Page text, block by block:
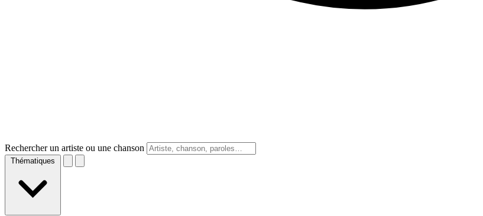
Rechercher un artiste ou une chanson
Thématiques